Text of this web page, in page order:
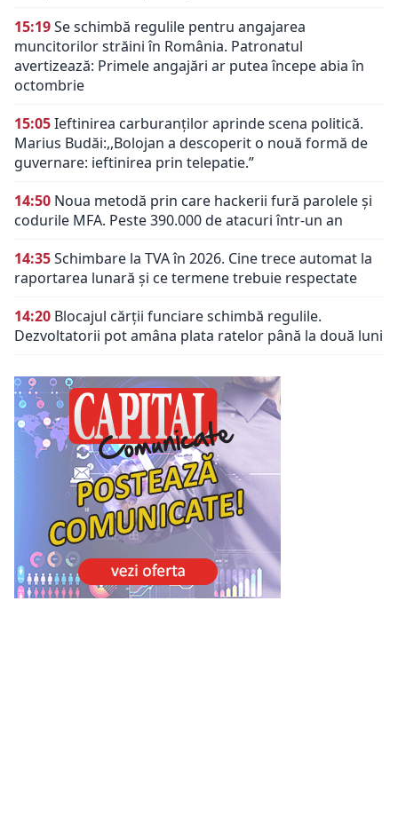
15:19Se schimbă regulile pentru angajarea
muncitorilor străini în România. Patronatul
avertizează: Primele angajări ar putea începe abia în
octombrie
15:05Ieftinirea carburanților aprinde scena politică.
Marius Budăi:,,Bolojan a descoperit o nouă formă de
guvernare: ieftinirea prin telepatie.”
14:50 Noua metodă prin care hackerii fură parolele și
codurile MFA. Peste 390.000 de atacuri într-un an
14:35Schimbare la TVA în 2026. Cine trece automat la
raportarea lunară și ce termene trebuie respectate
14:20 Blocajul cărții funciare schimbă regulile.
Dezvoltatorii pot amâna plata ratelor până la două luni